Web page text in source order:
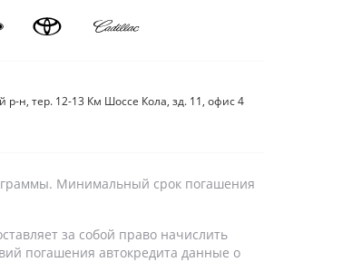
р-н, тер. 12-13 Км Шоссе Кола, зд. 11, офис 4
Минимальный срок погашения
за собой право начислить
погашения автокредита данные о